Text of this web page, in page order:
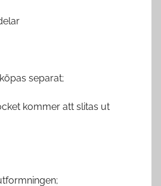
separat;
kommer att slitas ut